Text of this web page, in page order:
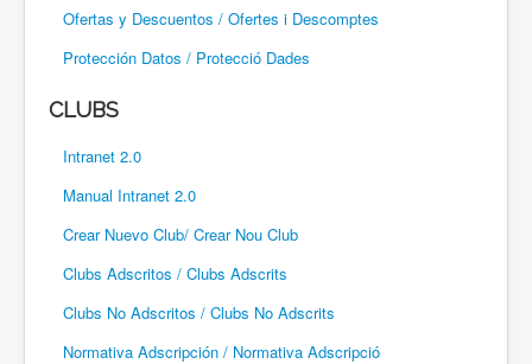
Ofertas y Descuentos / Ofertes i Descomptes
Protección Datos / Protecció Dades
CLUBS
Intranet 2.0
Manual Intranet 2.0
Crear Nuevo Club/ Crear Nou Club
Clubs Adscritos / Clubs Adscrits
Clubs No Adscritos / Clubs No Adscrits
Normativa Adscripción / Normativa Adscripció